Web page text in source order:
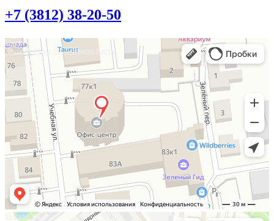
+7 (3812) 38-20-50
Омск
Учебная улица, 86 — Яндекс.Карты
Москва